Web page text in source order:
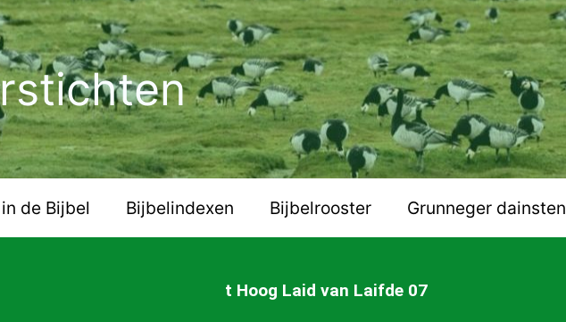
de Bijbel Bijbelindexen Bijbelrooster Grunneger dainsten
t Hoog Laid van Laifde 07